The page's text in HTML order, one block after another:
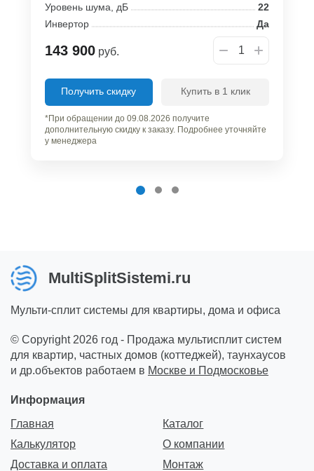
Уровень шума, дБ
22
Инвертор
Да
143 900 руб.
Получить скидку Купить в 1 клик
*При обращении до 09.08.2026 получите
дополнительную скидку к заказу. Подробнее уточняйте
у менеджера
MultiSplitSistemi.ru
Мульти-сплит системы для квартиры, дома и офиса
© Copyright 2026 год - Продажа мультисплит систем
для квартир, частных домов (коттеджей), таунхаусов
и др.объектов работаем в Москве и Подмосковье
Информация
Главная
Каталог
Калькулятор
О компании
Доставка и оплата
Монтаж